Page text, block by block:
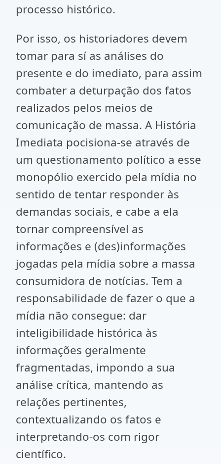
processo histórico.
Por isso, os historiadores devem
tomar para sí as análises do
presente e do imediato, para assim
combater a deturpação dos fatos
realizados pelos meios de
comunicação de massa. A História
Imediata pocisiona-se através de
um questionamento político a esse
monopólio exercido pela mídia no
sentido de tentar responder às
demandas sociais, e cabe a ela
tornar compreensível as
informações e (des)informações
jogadas pela mídia sobre a massa
consumidora de notícias. Tem a
responsabilidade de fazer o que a
mídia não consegue: dar
inteligibilidade histórica às
informações geralmente
fragmentadas, impondo a sua
análise crítica, mantendo as
relações pertinentes,
contextualizando os fatos e
interpretando-os com rigor
científico.